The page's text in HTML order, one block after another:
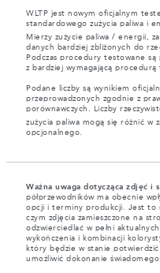
WLTP jest nowym oficjalnym
standardowego zużycia paliwa i
Mierzy zużycie paliwa / energii,
danych bardziej zbliżonych do
Podczas procedury testowane są
z bardziej wymagającą
Podane liczby są wynikiem
przeprowadzonych zgodnie z
porównawczych. Liczby
zużycia paliwa mogą się różnić w
opcjonalnego.
Ważna uwaga dotycząca zdjęć i
półprzewodników ma obecnie
opcji i terminy produkcji. Jest to
czym zdjęcia zamieszczone na
odzwierciedlać w pełni
wykończenia i kombinacji
który będzie w stanie
umożliwić dokonanie